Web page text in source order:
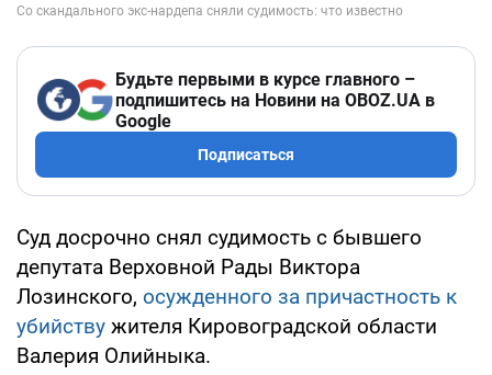
Будьте первыми в курсе главного –
подпишитесь на Новини на OBOZ.UA в
Google
Подписаться
Суд досрочно снял судимость с бывшего
депутата Верховной Рады Виктора
Лозинского, осужденного за причастность к
убийству жителя Кировоградской области
Валерия Олийныка.